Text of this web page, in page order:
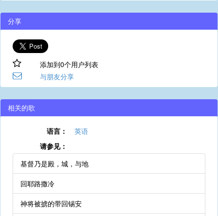
分享
添加到0个用户列表
与朋友分享
相关的歌
语言：
英语
请参见：
基督乃是殿，城，与地
回耶路撒冷
神将被掳的带回锡安